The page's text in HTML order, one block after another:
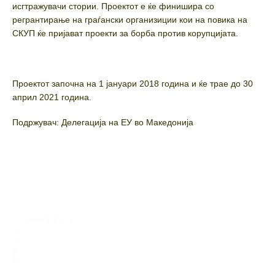
исгтражувачи стории. Проектот е ќе финишира со
регрантирање на граѓански организиции кои на повика на
СКУП ќе пријават проекти за борба против корупцијата.
Проектот започна на 1 јануари 2018 година и ќе трае до 30
април 2021 година.
Подржувач: Делегација на ЕУ во Македонија